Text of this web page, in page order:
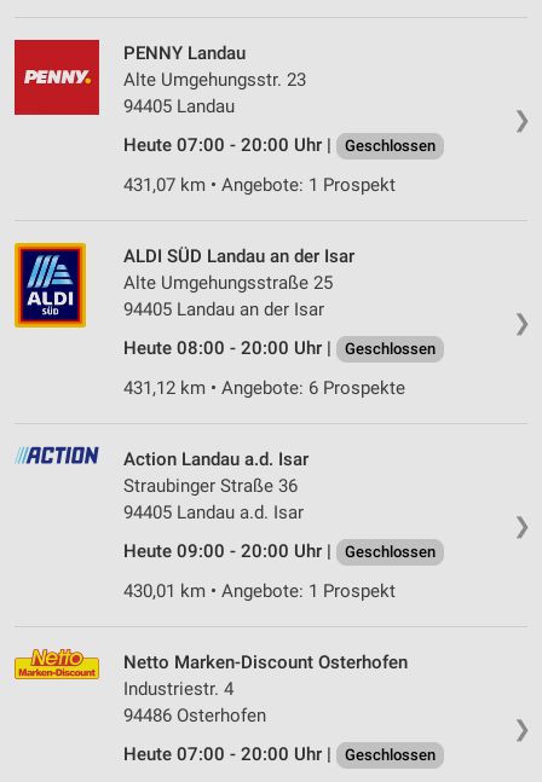
❯
PENNY Landau
Alte Umgehungsstr. 23
94405 Landau
Heute 07:00 - 20:00 Uhr |
Geschlossen
431,07 km • Angebote: 1 Prospekt
❯
ALDI SÜD Landau an der Isar
Alte Umgehungsstraße 25
94405 Landau an der Isar
Heute 08:00 - 20:00 Uhr |
Geschlossen
431,12 km • Angebote: 6 Prospekte
❯
Action Landau a.d. Isar
Straubinger Straße 36
94405 Landau a.d. Isar
Heute 09:00 - 20:00 Uhr |
Geschlossen
430,01 km • Angebote: 1 Prospekt
❯
Netto Marken-Discount Osterhofen
Industriestr. 4
94486 Osterhofen
Heute 07:00 - 20:00 Uhr |
Geschlossen